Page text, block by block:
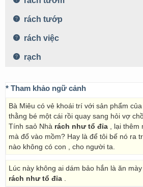
rách tướp
rách việc
rạch
* Tham khảo ngữ cảnh
Bà Miêu có vẻ khoái trí với sản phẩm
thằng bé một cái rồi quay sang hỏi vợ
Tính saỏ Nhà rách như tổ đỉa , lại thêm
mà đổ vào mồm? Hay là để tôi bế nó ra
nào không có con , cho người ta.
Lúc này không ai dám bảo hắn là ăn
rách như tổ đỉa